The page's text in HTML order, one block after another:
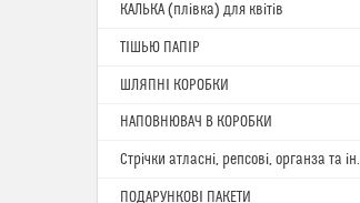
КАЛЬКА (плівка) для квітів
ТІШЬЮ ПАПІР
ШЛЯПНІ КОРОБКИ
НАПОВНЮВАЧ В КОРОБКИ
Стрічки атласні, репсові, органза та ін.
ПОДАРУНКОВІ ПАКЕТИ